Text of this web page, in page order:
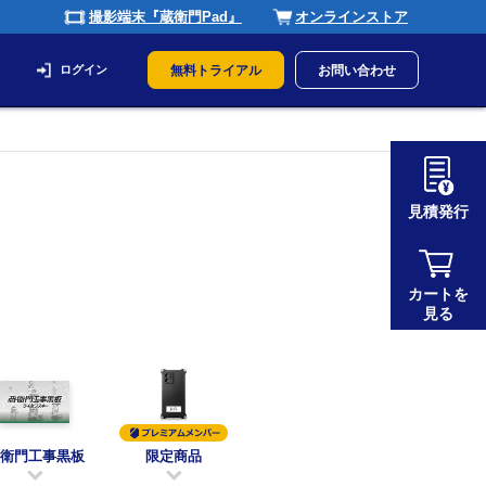
撮影端末『蔵衛門Pad』 オンラインストア
ログイン 無料トライアル お問い合わせ
門工事黒板 限定商品
見積発行
カートを
見る